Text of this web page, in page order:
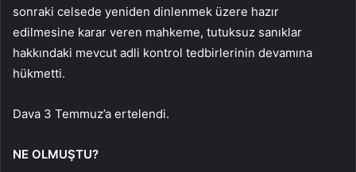
sonraki celsede yeniden dinlenmek üzere hazır
edilmesine karar veren mahkeme, tutuksuz sanıklar
hakkındaki mevcut adli kontrol tedbirlerinin devamına
hükmetti.
Dava 3 Temmuz’a ertelendi.
NE OLMUŞTU?